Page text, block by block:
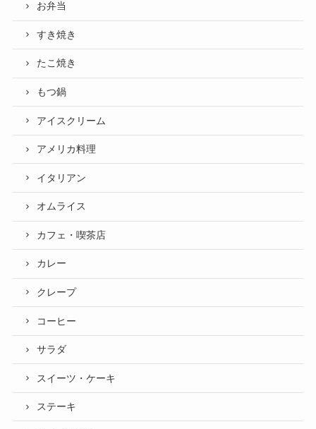
お弁当
すき焼き
たこ焼き
もつ鍋
アイスクリーム
アメリカ料理
イタリアン
オムライス
カフェ・喫茶店
カレー
クレープ
コーヒー
サラダ
スイーツ・ケーキ
ステーキ